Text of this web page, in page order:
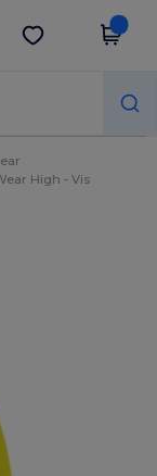
Stáhnout app
High - Vis